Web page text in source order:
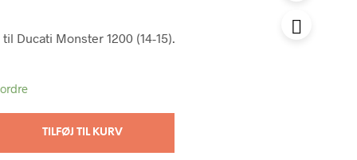
Ducati Monster 1200 (14-15).
TILFØJ TIL KURV